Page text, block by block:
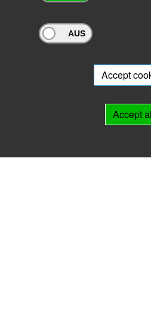
Archivportal Thüringen
will be happy to advise you.Accept
Accept